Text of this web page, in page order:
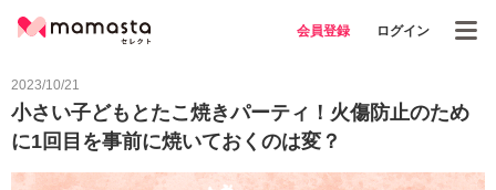
会員登録 ログイン
2023/10/21
小さい子どもとたこ焼きパーティ！火傷防止のため
に1回目を事前に焼いておくのは変？